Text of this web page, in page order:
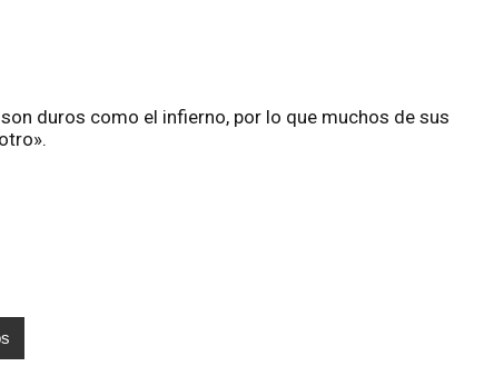
duros como el infierno, por lo que muchos de sus